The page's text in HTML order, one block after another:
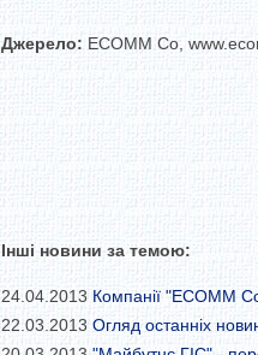
Джерело: ECOMM Co,
Інші новини за темою:
24.04.2013 Компанії "ECOMM
22.03.2013 Огляд останніх